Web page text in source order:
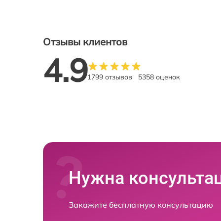
Отзывы клиентов
4.91799 отзывов 5358 оценок
Нужна
Закажите бесплатную консультацию